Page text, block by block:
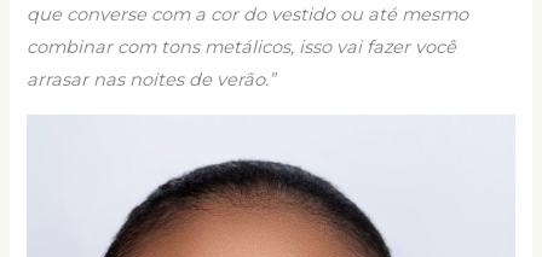
que converse com a cor do vestido ou até mesmo
combinar com tons metálicos, isso vai fazer você
arrasar nas noites de verão.”